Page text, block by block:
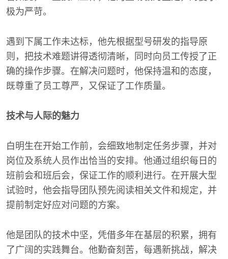
极为严苛。
遇到下属工作未达标，他先根据型号研发的指导原
则，把技术难题讲得透彻清晰，同时向员工传授了正
确的操作步骤。在解决问题时，他保持温和的态度，
既尊重了员工尊严，又保证了工作质量。
技术与人际的魅力
白明生在开始工作前，会细致地制定任务步骤，并对
岗位及系统人员作出恰当的安排。他通过组织每日的
班前会和班后会，保证工作的顺利进行。在开展大型
试验时，他会指导团队预先阅读相关文件和规定，并
提前制定好应对问题的方案。
他是团队的技术中坚，凭借多年在基层的积累，拥有
了广阔的实践舞台。他勤奋刻苦，每遇新挑战，解决